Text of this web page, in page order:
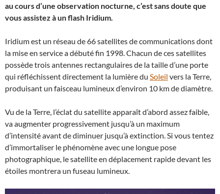
au cours d’une observation nocturne, c’est sans doute que
vous assistez à un flash Iridium.
Iridium est un réseau de 66 satellites de communications dont
la mise en service a débuté fin 1998. Chacun de ces satellites
possède trois antennes rectangulaires de la taille d’une porte
qui réfléchissent directement la lumière du Soleil vers la Terre,
produisant un faisceau lumineux d’environ 10 km de diamètre.
Vu de la Terre, l’éclat du satellite apparaît d’abord assez faible,
va augmenter progressivement jusqu’à un maximum
d’intensité avant de diminuer jusqu’à extinction. Si vous tentez
d’immortaliser le phénomène avec une longue pose
photographique, le satellite en déplacement rapide devant les
étoiles montrera un fuseau lumineux.